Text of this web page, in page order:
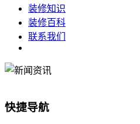
装修知识
装修百科
联系我们
快捷导航